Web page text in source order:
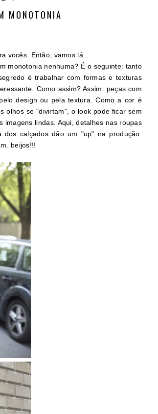
MONOTONIA
vocês. Então, vamos lá...
monotonia nenhuma? É o seguinte: tanto
é trabalhar com formas e texturas
Como assim? Assim: peças com
design ou pela textura. Como a cor é
olhos se "divirtam", o look pode ficar sem
imagens lindas. Aqui, detalhes nas roupas
calçados dão um "up" na produção.
beijos!!!